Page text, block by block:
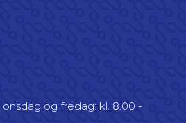
og fredag: kl. 8.00 -